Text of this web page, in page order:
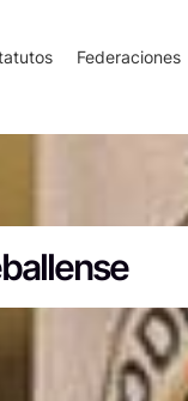
Federaciones